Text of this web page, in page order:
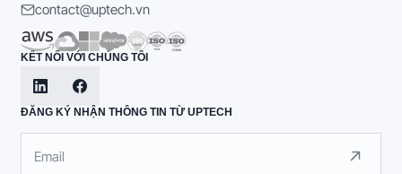
contact@uptech.vn
KẾT NỐI VỚI CHÚNG TÔI
ĐĂNG KÝ NHẬN THÔNG TIN TỪ UPTECH